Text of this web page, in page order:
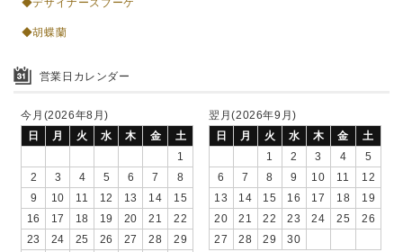
◆デザイナーズブーケ
◆胡蝶蘭
営業日カレンダー
今月(2026年8月)
日
月 火 水 木 金
土
1
2
3 4 5 6 7
8
9
10 11 12 13 14
15
16
17 18 19 20 21
22
23
24 25 26 27 28
29
翌月(2026年9月)
日
月 火 水 木 金
土
1
2 3 4
5
6
7 8 9 10 11
12
13
14 15 16 17 18
19
20
21 22 23 24 25
26
27
28 29 30